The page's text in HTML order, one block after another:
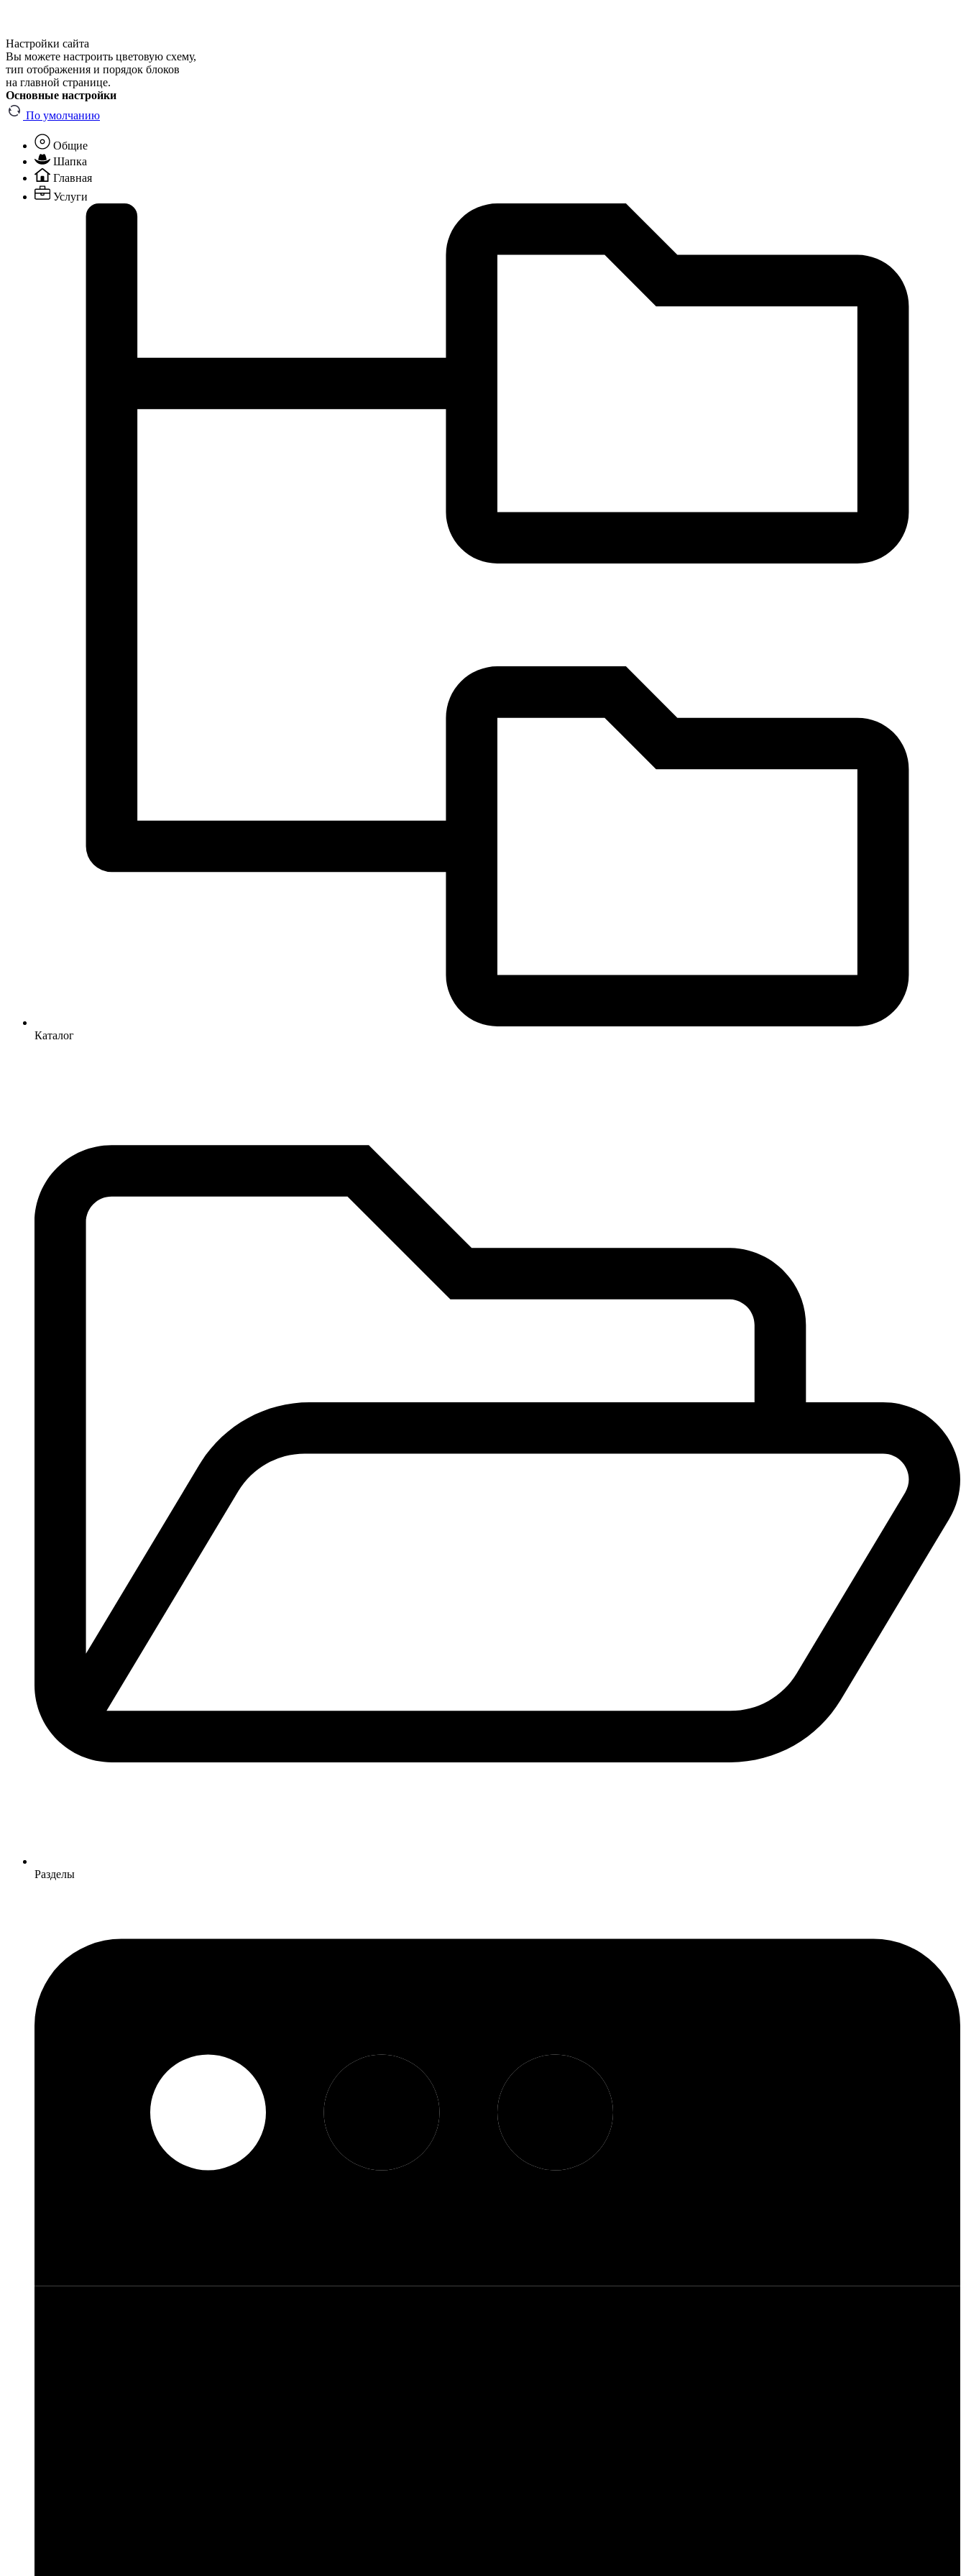
Настройки сайта
Вы можете настроить цветовую схему,
тип отображения и порядок блоков
на главной странице.
Основные настройки
По умолчанию
Общие
Шапка
Главная
Услуги
Каталог
Разделы